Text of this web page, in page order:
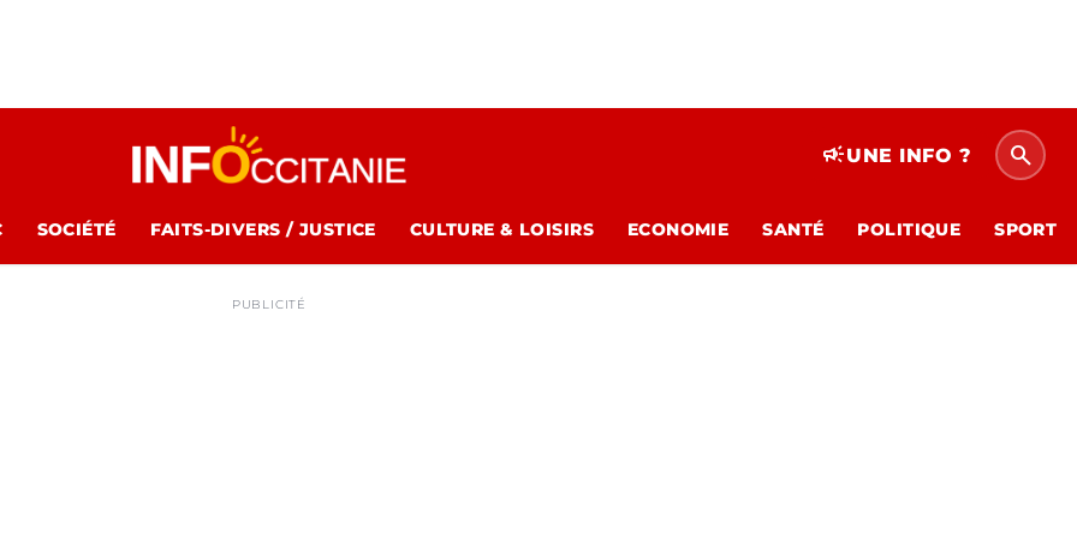
campaignUNE INFO ? search
SOCIÉTÉ FAITS-DIVERS / JUSTICE CULTURE & LOISIRS ECONOMIE SANTÉ POLITIQUE SPORT
PUBLICITÉ